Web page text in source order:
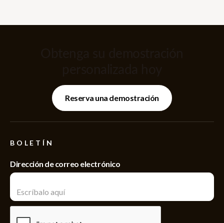
Reserva una demostración
BOLETÍN
Dirección de correo electrónico